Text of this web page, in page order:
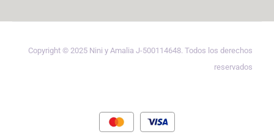
Copyright © 2025 Nini y Amalia J-500114648. Todos los derechos
reservados